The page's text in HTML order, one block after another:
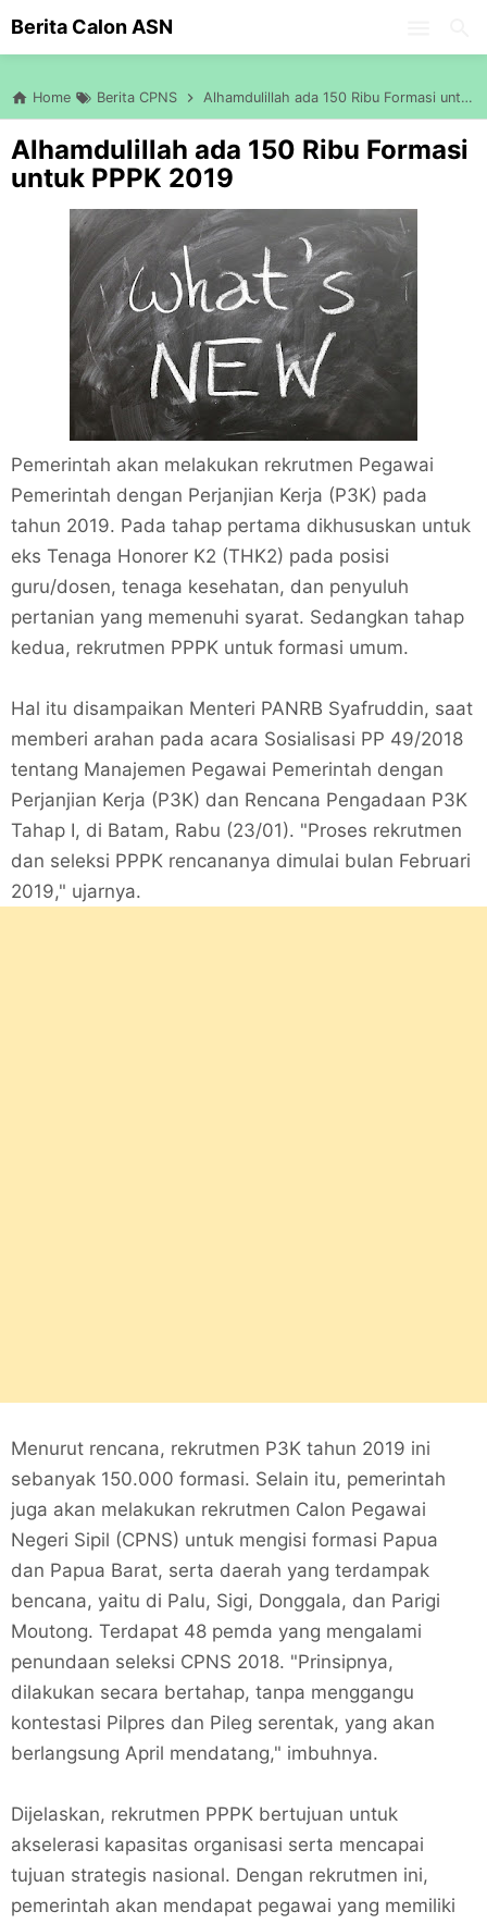
Skip to main content
Berita Calon ASN
Home Berita CPNS Alhamdulillah ada 150 Ribu Formasi untuk PPPK 2019
Alhamdulillah ada 150 Ribu Formasi
untuk PPPK 2019
Pemerintah akan melakukan rekrutmen Pegawai
Pemerintah dengan Perjanjian Kerja (P3K) pada
tahun 2019. Pada tahap pertama dikhususkan untuk
eks Tenaga Honorer K2 (THK2) pada posisi
guru/dosen, tenaga kesehatan, dan penyuluh
pertanian yang memenuhi syarat. Sedangkan tahap
kedua, rekrutmen PPPK untuk formasi umum.
Hal itu disampaikan Menteri PANRB Syafruddin, saat
memberi arahan pada acara Sosialisasi PP 49/2018
tentang Manajemen Pegawai Pemerintah dengan
Perjanjian Kerja (P3K) dan Rencana Pengadaan P3K
Tahap I, di Batam, Rabu (23/01). "Proses rekrutmen
dan seleksi PPPK rencananya dimulai bulan Februari
2019," ujarnya.
Menurut rencana, rekrutmen P3K tahun 2019 ini
sebanyak 150.000 formasi. Selain itu, pemerintah
juga akan melakukan rekrutmen Calon Pegawai
Negeri Sipil (CPNS) untuk mengisi formasi Papua
dan Papua Barat, serta daerah yang terdampak
bencana, yaitu di Palu, Sigi, Donggala, dan Parigi
Moutong. Terdapat 48 pemda yang mengalami
penundaan seleksi CPNS 2018. "Prinsipnya,
dilakukan secara bertahap, tanpa menggangu
kontestasi Pilpres dan Pileg serentak, yang akan
berlangsung April mendatang," imbuhnya.
Dijelaskan, rekrutmen PPPK bertujuan untuk
akselerasi kapasitas organisasi serta mencapai
tujuan strategis nasional. Dengan rekrutmen ini,
pemerintah akan mendapat pegawai yang memiliki